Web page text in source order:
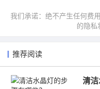
我们承诺：绝不产生任何费
的隐私
推荐阅读
清洁